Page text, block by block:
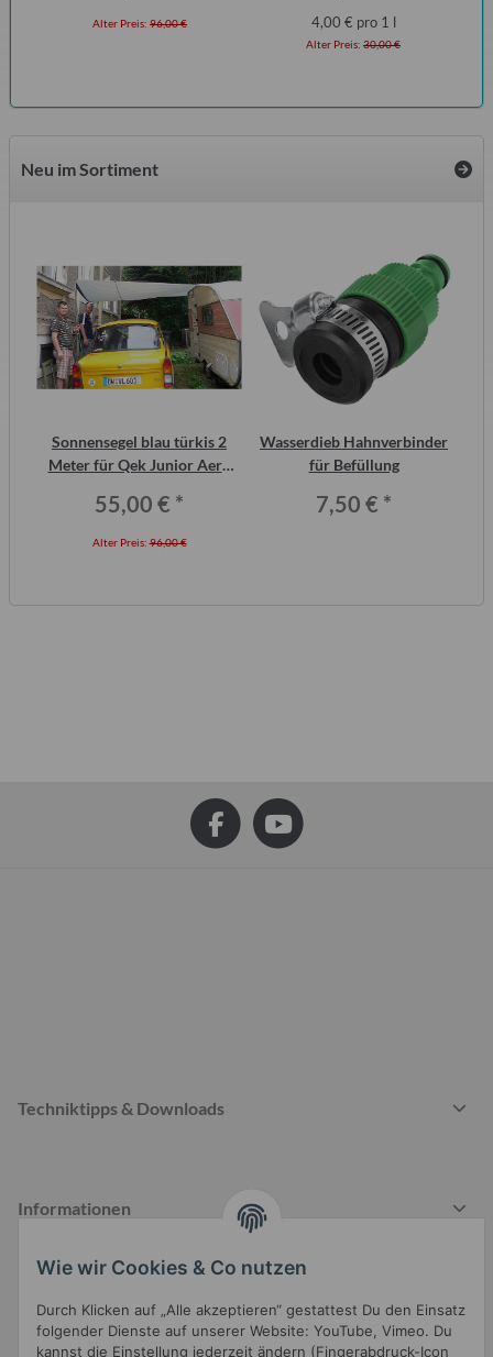
Alter Preis: 96,00 € 4,00 € pro 1 l
Alter Preis: 30,00 €
Neu im Sortiment
Sonnensegel blau türkis 2
Meter für Qek Junior Aero
55,00 € *
Alter Preis:96,00 €
Wasserdieb Hahnverbinder
für Befüllung
7,50 € *
Techniktipps & Downloads
Informationen
Gesetzliche Informationen
Wie wir Cookies & Co nutzen
Durch Klicken auf „Alle akzeptieren“ gestattest Du den Einsatz
folgender Dienste auf unserer Website: YouTube, Vimeo. Du
kannst die Einstellung jederzeit ändern (Fingerabdruck-Icon